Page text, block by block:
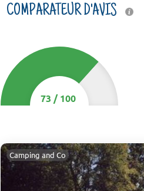
COMPARATEUR D'AVIS
73 /100
Camping and Co